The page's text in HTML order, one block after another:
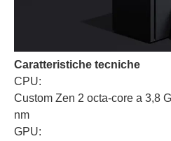
Caratteristiche tecniche
CPU:
Custom Zen 2 octa-core a 3,8
nm
GPU: